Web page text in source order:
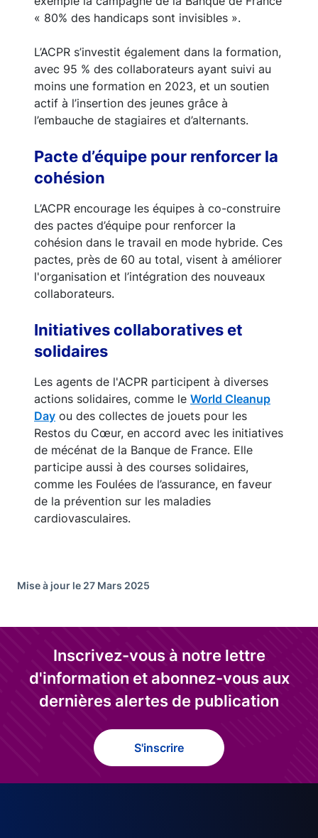
« 80% des handicaps sont invisibles ».
L’ACPR s’investit également dans la formation,
avec 95 % des collaborateurs ayant suivi au
moins une formation en 2023, et un soutien
actif à l’insertion des jeunes grâce à
l’embauche de stagiaires et d’alternants.
Pacte d’équipe pour renforcer la
cohésion
L’ACPR encourage les équipes à co-construire
des pactes d’équipe pour renforcer la
cohésion dans le travail en mode hybride. Ces
pactes, près de 60 au total, visent à améliorer
l'organisation et l’intégration des nouveaux
collaborateurs.
Initiatives collaboratives et
solidaires
Les agents de l'ACPR participent à diverses
actions solidaires, comme le World Cleanup
Day ou des collectes de jouets pour les
Restos du Cœur, en accord avec les initiatives
de mécénat de la Banque de France. Elle
participe aussi à des courses solidaires,
comme les Foulées de l’assurance, en faveur
de la prévention sur les maladies
cardiovasculaires.
Mise à jour le 27 Mars 2025
Inscrivez-vous à notre lettre
d'information et abonnez-vous aux
dernières alertes de publication
S'inscrire